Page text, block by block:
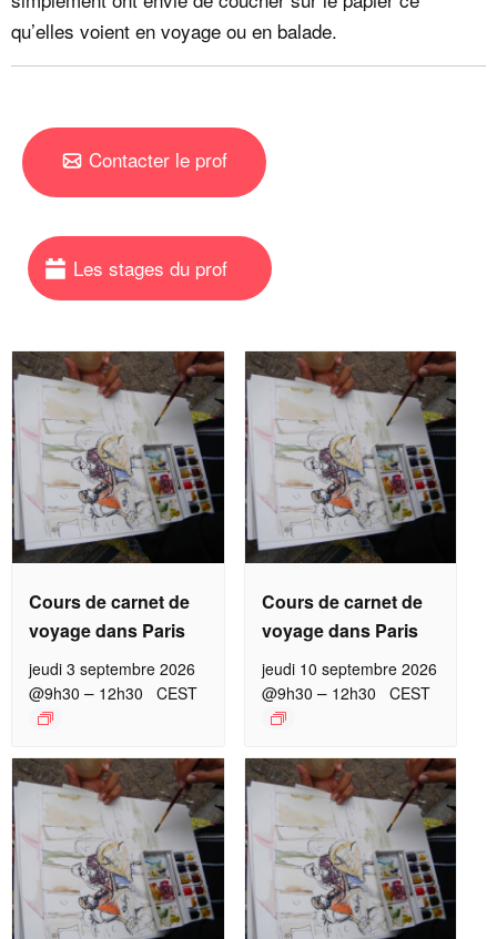
qu’elles voient en voyage ou en balade.
Contacter le prof
Cours de carnet de
voyage dans Paris
jeudi 3 septembre 2026
@9h30 – 12h30 CEST
Cours de carnet de
voyage dans Paris
jeudi 10 septembre 2026
@9h30 – 12h30 CEST